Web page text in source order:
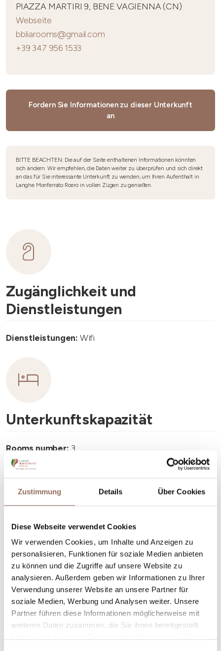
Zustimmung Details Über Cookies
Diese Webseite verwendet Cookies
Wir verwenden Cookies, um Inhalte und Anzeigen zu
personalisieren, Funktionen für soziale Medien anbieten
zu können und die Zugriffe auf unsere Website zu
analysieren. Außerdem geben wir Informationen zu Ihrer
Verwendung unserer Website an unsere Partner für
soziale Medien, Werbung und Analysen weiter. Unsere
Partner führen diese Informationen möglicherweise mit
weiteren Daten zusammen, die Sie ihnen bereitgestellt
PIAZZA MARTIRI 9, BENE VAGIENNA (CN)
Webseite
bbliarooms@gmail.com
+39 347 956 1533
Fordern Sie Informationen zu dieser Unterkunft
an
BITTE BEACHTEN: Die auf der Seite enthaltenen Informationen könnten
sich ändern. Wir empfehlen, die Daten weiter zu überprüfen und sich direkt
an das für Sie interessante Unterkunft zu wenden, um Ihren Aufenthalt in
Langhe Monferrato Roero in vollen Zügen zu genießen.
Zugänglichkeit und
Dienstleistungen
Dienstleistungen: Wifi
Unterkunftskapazität
Rooms number: 3
Anzahl Badezimmer:
Beds number:8
Dein Urlaub
Plane, wo du übernachtest und isst, was du in jedem
Winkel des Langhe Monferrato Roero unternehmen
willst, mit einem Blick aufs Wetter in Echtzeit.